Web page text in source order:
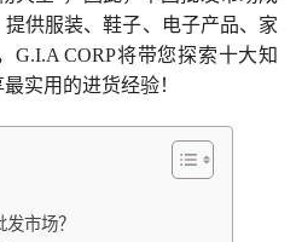
供服装、鞋子、电子产品、家
G.I.A CORP将带您探索十大知
实用的进货经验！
市场？